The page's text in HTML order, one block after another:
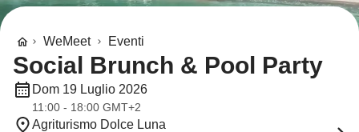
WeMeet Eventi
Social Brunch & Pool Party
Dom 19 Luglio 2026
11:00 - 18:00 GMT+2
Agriturismo Dolce Luna